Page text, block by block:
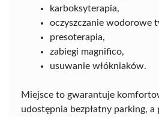
karboksyterapia,
oczyszczanie wodorowe
presoterapia,
zabiegi magnifico,
usuwanie włókniaków.
Miejsce to gwarantuje
udostępnia bezpłatny parking, a